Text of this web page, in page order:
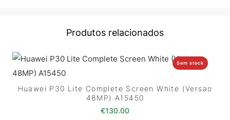
Produtos relacionados
Sem stock
Huawei P30 Lite Complete Screen White (Versao
48MP) A15450
€130.00